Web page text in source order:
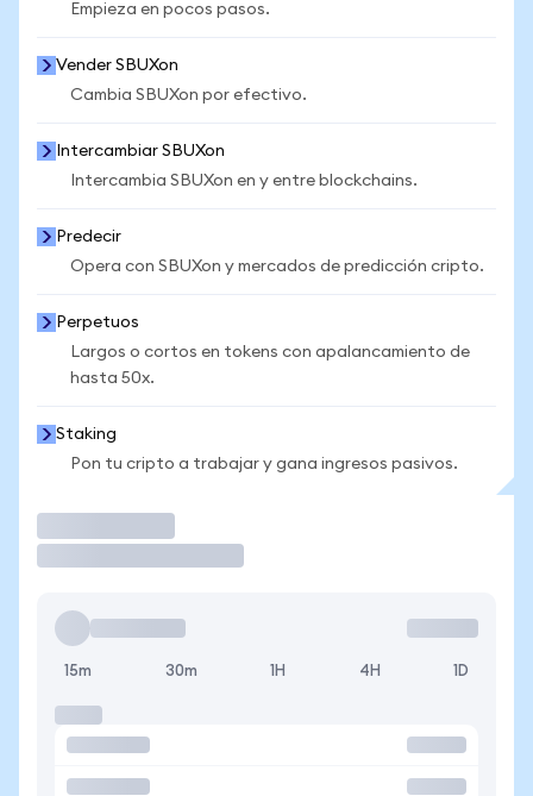
Empieza en pocos pasos.
Vender SBUXon
Cambia SBUXon por efectivo.
Intercambiar SBUXon
Intercambia SBUXon en y entre blockchains.
Predecir
Opera con SBUXon y mercados de predicción cripto.
Perpetuos
Largos o cortos en tokens con apalancamiento de
hasta 50x.
Staking
Pon tu cripto a trabajar y gana ingresos pasivos.
15m 30m 1H 4H 1D